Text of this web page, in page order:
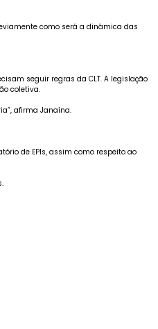
como será a dinâmica das
seguir regras da CLT. A legislação
coletiva.
afirma Janaína.
de EPIs, assim como respeito ao